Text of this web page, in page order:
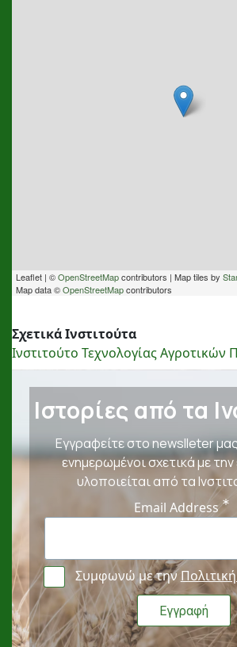
Leaflet | ©OpenStreetMapcontributors | Map tiles by
Map data ©OpenStreetMapcontributors
Σχετικά Ινστιτούτα
Ινστιτούτο Τεχνολογίας Αγροτικών
Ιστορίες από τα
Εγγραφείτε στο newslleter
ενημερωμένοι σχετικά με
υλοποιείται από τα
Email Address
Συμφωνώ με την